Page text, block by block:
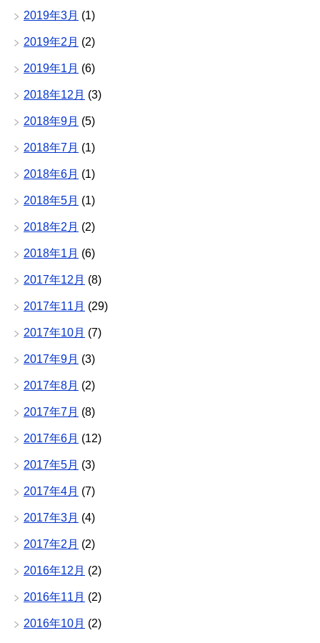
2019年3月 (1)
2019年2月 (2)
2019年1月 (6)
2018年12月 (3)
2018年9月 (5)
2018年7月 (1)
2018年6月 (1)
2018年5月 (1)
2018年2月 (2)
2018年1月 (6)
2017年12月 (8)
2017年11月 (29)
2017年10月 (7)
2017年9月 (3)
2017年8月 (2)
2017年7月 (8)
2017年6月 (12)
2017年5月 (3)
2017年4月 (7)
2017年3月 (4)
2017年2月 (2)
2016年12月 (2)
2016年11月 (2)
2016年10月 (2)